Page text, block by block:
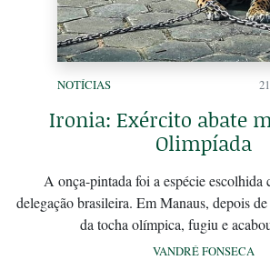
NOTÍCIAS
Ironia: Exército abate
Olimpíada
A onça-pintada foi a espécie escolhida
delegação brasileira. Em Manaus, depois
da tocha olímpica, fugiu e
VANDRÉ FONSECA